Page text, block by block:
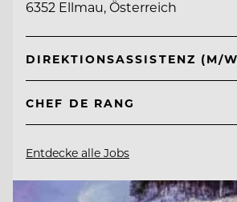
6352 Ellmau, Österreich
DIREKTIONSASSISTENZ (M/
CHEF DE RANG
Entdecke alle Jobs